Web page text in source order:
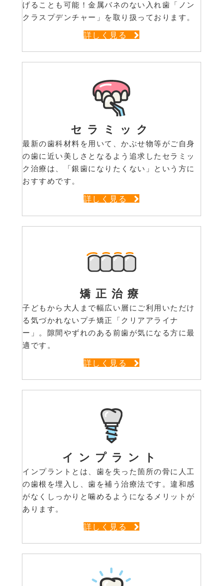
げることも可能！金属バネのない入れ歯「ノン
クラスプデンチャー」を取り扱っております。
詳しく見る
セラミック
最新の歯科材料を用いて、かぶせ物等がご自身
の歯に近い美しさとなるよう追求したセラミッ
ク治療は、「銀歯になりたくない」という方に
おすすめです。
詳しく見る
矯正治療
子どもから大人まで幅広い層にご利用いただけ
る気づかれないプチ矯正「クリアアライナ
ー」。隙間やずれのある前歯が気になる方に最
適です。
詳しく見る
インプラント
インプラントとは、歯を失った箇所の骨に人工
の歯根を埋入し、歯を補う治療法です。違和感
がなくしっかりと噛めるようになるメリットが
あります。
詳しく見る